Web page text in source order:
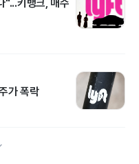
"...키뱅크, 매수
가 폭락